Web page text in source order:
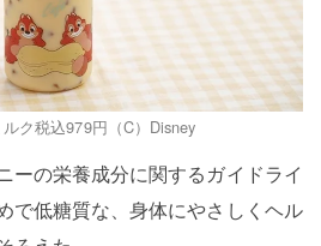
ク税込979円（C）Disney
ーの栄養成分に関するガイドライ
で低糖質な、身体にやさしくヘル